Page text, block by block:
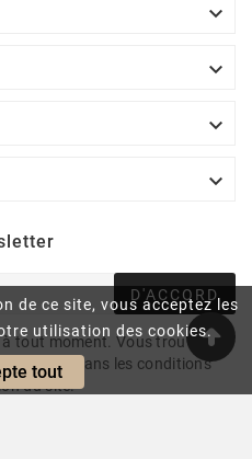
de ce site, vous acceptez les
utilisation des cookies.
tout




D'ACCORD
tout moment. Vous trouverez
contact dans les conditions
du site.